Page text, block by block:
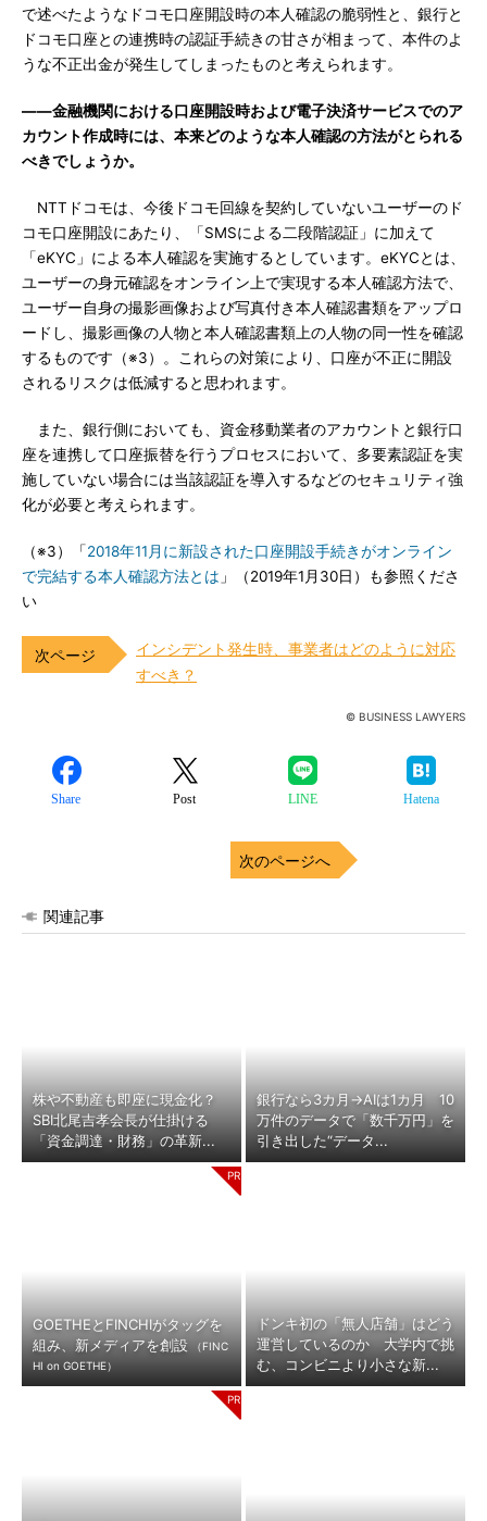
で述べたようなドコモ口座開設時の本人確認の脆弱性と、銀行と
ドコモ口座との連携時の認証手続きの甘さが相まって、本件のよ
うな不正出金が発生してしまったものと考えられます。
――金融機関における口座開設時および電子決済サービスでのア
カウント作成時には、本来どのような本人確認の方法がとられる
べきでしょうか。
NTTドコモは、今後ドコモ回線を契約していないユーザーのド
コモ口座開設にあたり、「SMSによる二段階認証」に加えて
「eKYC」による本人確認を実施するとしています。eKYCとは、
ユーザーの身元確認をオンライン上で実現する本人確認方法で、
ユーザー自身の撮影画像および写真付き本人確認書類をアップロ
ードし、撮影画像の人物と本人確認書類上の人物の同一性を確認
するものです（※3）。これらの対策により、口座が不正に開設
されるリスクは低減すると思われます。
また、銀行側においても、資金移動業者のアカウントと銀行口
座を連携して口座振替を行うプロセスにおいて、多要素認証を実
施していない場合には当該認証を導入するなどのセキュリティ強
化が必要と考えられます。
（※3）「2018年11月に新設された口座開設手続きがオンライン
で完結する本人確認方法とは 」（2019年1月30日）も参照くださ
い
インシデント発生時、事業者はどのように対応
すべき？
© BUSINESS LAWYERS
Share Post LINE Hatena
次のページへ
関連記事
株や不動産も即座に現金化？
SBI北尾吉孝会長が仕掛ける
「資金調達・財務」の革新...
銀行なら3カ月→AIは1カ月 10
万件のデータで「数千万円」を
引き出した“データ...
GOETHEとFINCHIがタッグを
組み、新メディアを創設
（FINC
HI on GOETHE）
ドンキ初の「無人店舗」はどう
運営しているのか 大学内で挑
む、コンビニより小さな新...